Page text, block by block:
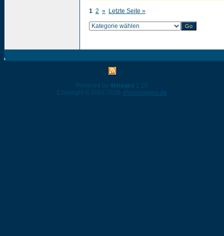
1 2 » Letzte Seite »
Powered by 4images 1.10
Copyright © 2002-2026 4homepages.de